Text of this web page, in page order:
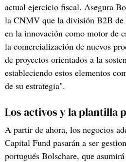
actual ejercicio fiscal. Asegura
la CNMV que la división B2B de
en la innovación como motor de
la comercialización de nuevos
de proyectos orientados a la
estableciendo estos elementos
de su estrategia".
Los activos y la plantilla
A partir de ahora, los negocios
Capital Fund pasarán a ser
portugués Bolschare, que